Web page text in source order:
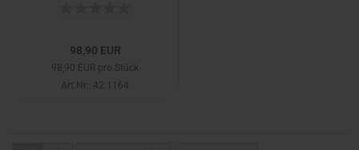
98,90 EUR
98,90 EUR pro Stück
Art.Nr.: 42.1164